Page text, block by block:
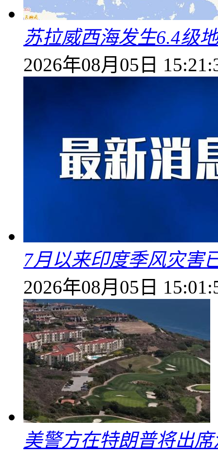
苏拉威西海发生6.4级
2026年08月05日
7月以来印度季风灾害
2026年08月05日
美警方在特朗普将出